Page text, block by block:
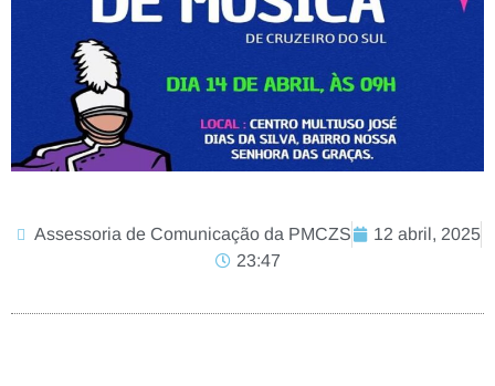
Assessoria de Comunicação da PMCZS
12 abril, 2025
23:47